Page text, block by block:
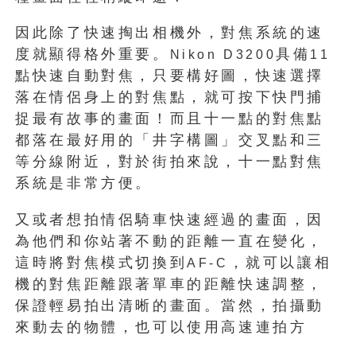
因此除了快速掏出相機外，對焦系統的速
度就顯得格外重要。
Nikon D3200具備 11
點快速自動對焦，只要構好圖，快速選擇
落在情侶身上的對焦點，就可按下快門捕
捉最有故事的畫面！而且十一點的對焦點
都落在最好用的「井字構圖」交叉點和三
等分線附近，對於街拍來說，十一點對焦
系統是非常方便。
又或者想拍情侶騎車快速經過的畫面，因
為他們和你站著不動的距離一直在變化，
這時將對焦模式切換到AF-C
，就可以讓相
機的對焦距離跟著單車的距離快速調整，
保證輕易拍出清晰的畫面。當然，拍攝動
來動去的物體，也可以使用高速連拍方